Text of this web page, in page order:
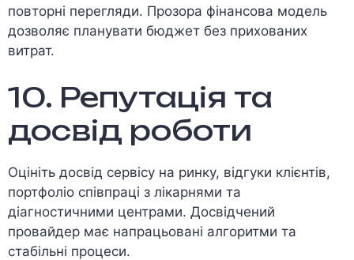
повторні перегляди. Прозора фінансова модель
дозволяє планувати бюджет без прихованих
витрат.
10. Репутація та
досвід роботи
Оцініть досвід сервісу на ринку, відгуки клієнтів,
портфоліо співпраці з лікарнями та
діагностичними центрами. Досвідчений
провайдер має напрацьовані алгоритми та
стабільні процеси.